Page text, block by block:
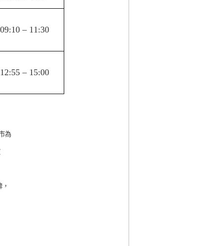
09:10 – 11:30
12:55 – 15:00
為